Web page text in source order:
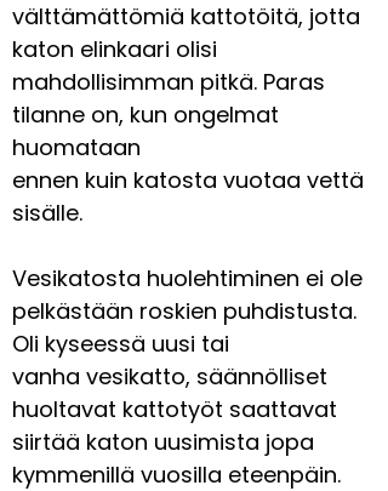
välttämättömiä kattotöitä, jotta
katon elinkaari olisi
mahdollisimman pitkä. Paras
tilanne on, kun ongelmat
huomataan
ennen kuin katosta vuotaa vettä
sisälle.
Vesikatosta huolehtiminen ei ole
pelkästään roskien puhdistusta.
Oli kyseessä uusi tai
vanha vesikatto, säännölliset
huoltavat kattotyöt saattavat
siirtää katon uusimista jopa
kymmenillä vuosilla eteenpäin.